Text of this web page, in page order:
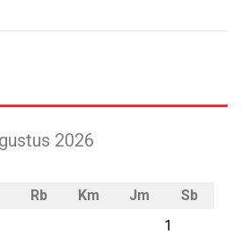
2026
Rb Km Jm
Sb
1